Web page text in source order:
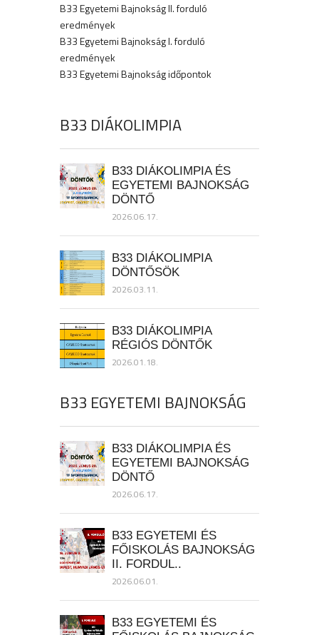
B33 Egyetemi Bajnokság II. forduló
eredmények
B33 Egyetemi Bajnokság I. forduló
eredmények
B33 Egyetemi Bajnokság időpontok
B33 DIÁKOLIMPIA
B33 DIÁKOLIMPIA ÉS
EGYETEMI BAJNOKSÁG
DÖNTŐ
2026.06.17.
B33 DIÁKOLIMPIA
DÖNTŐSÖK
2026.03.11.
B33 DIÁKOLIMPIA
RÉGIÓS DÖNTŐK
2026.01.18.
B33 EGYETEMI BAJNOKSÁG
B33 DIÁKOLIMPIA ÉS
EGYETEMI BAJNOKSÁG
DÖNTŐ
2026.06.17.
B33 EGYETEMI ÉS
FŐISKOLÁS BAJNOKSÁG
II. FORDUL..
2026.06.01.
B33 EGYETEMI ÉS